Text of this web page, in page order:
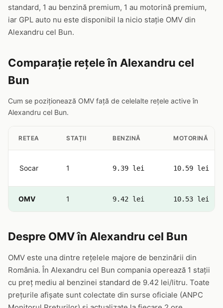
standard, 1 au benzină premium, 1 au motorină premium,
iar GPL auto nu este disponibil la nicio stație OMV din
Alexandru cel Bun.
Comparație rețele în Alexandru cel
Bun
Cum se poziționează OMV față de celelalte rețele active în
Alexandru cel Bun.
RETEA STAȚII BENZINĂ MOTORINĂ
Socar 1 9.39 lei 10.59 lei
OMV 1 9.42 lei 10.53 lei
Despre OMV în Alexandru cel Bun
OMV este una dintre rețelele majore de benzinării din
România. În Alexandru cel Bun compania operează 1 stații
cu preț mediu al benzinei standard de 9.42 lei/litru. Toate
prețurile afișate sunt colectate din surse oficiale (ANPC